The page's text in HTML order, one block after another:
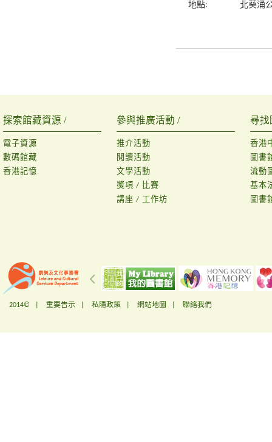
地點:
北葵涌
探索館藏資源 /
電子資源
數碼館藏
香港記憶
參與推廣活動 /
推介活動
閱讀活動
文學活動
獎項 / 比賽
講座 / 工作坊
尋找
香港
圖書
流動
基本
圖書
2014© | 重要告示 私隱政策 網站地圖 聯絡我們